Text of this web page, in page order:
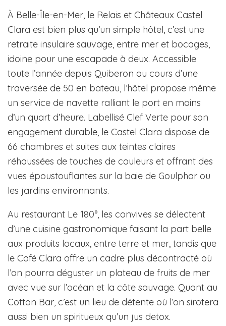
À Belle-Île-en-Mer, le Relais et Châteaux Castel
Clara est bien plus qu’un simple hôtel, c’est une
retraite insulaire sauvage, entre mer et bocages,
idoine pour une escapade à deux. Accessible
toute l’année depuis Quiberon au cours d’une
traversée de 50 en bateau, l’hôtel propose même
un service de navette ralliant le port en moins
d’un quart d’heure. Labellisé Clef Verte pour son
engagement durable, le Castel Clara dispose de
66 chambres et suites aux teintes claires
réhaussées de touches de couleurs et offrant des
vues époustouflantes sur la baie de Goulphar ou
les jardins environnants.
Au restaurant Le 180°, les convives se délectent
d’une cuisine gastronomique faisant la part belle
aux produits locaux, entre terre et mer, tandis que
le Café Clara offre un cadre plus décontracté où
l’on pourra déguster un plateau de fruits de mer
avec vue sur l’océan et la côte sauvage. Quant au
Cotton Bar, c’est un lieu de détente où l’on sirotera
aussi bien un spiritueux qu’un jus detox.